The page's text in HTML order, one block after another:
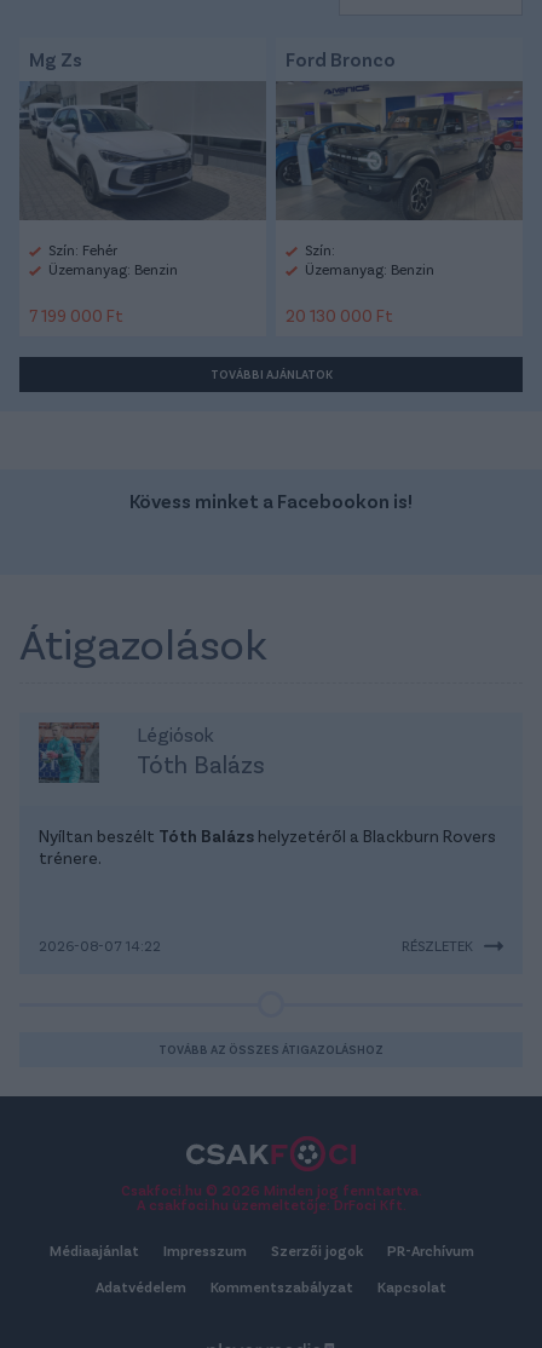
Mg Zs
Szín: Fehér
Üzemanyag: Benzin
7 199 000 Ft
Ford Bronco
Szín:
Üzemanyag: Benzin
20 130 000 Ft
TOVÁBBI AJÁNLATOK
Kövess minket a Facebookon is!
Átigazolások
Légiósok
Tóth Balázs
Nyíltan beszélt Tóth Balázs helyzetéről a Blackburn Rovers
trénere.
2026-08-07 14:22 RÉSZLETEK
TOVÁBB AZ ÖSSZES ÁTIGAZOLÁSHOZ
Csakfoci.hu © 2026 Minden jog fenntartva.
A csakfoci.hu üzemeltetője: DrFoci Kft.
Médiaajánlat Impresszum Szerzői jogok PR-Archívum
Adatvédelem Kommentszabályzat Kapcsolat